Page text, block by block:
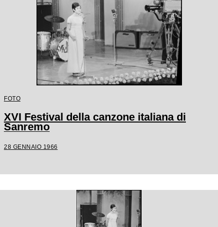
FOTO
XVI Festival della canzone italiana di
Sanremo
28 GENNAIO 1966